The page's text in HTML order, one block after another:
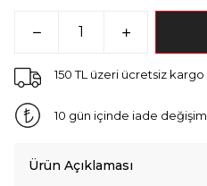
150 TL üzeri ücretsiz kargo
10 gün içinde iade değişim
Ürün Açıklaması